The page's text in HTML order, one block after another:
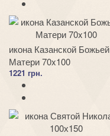
икона Казанской Божьей
Матери 70x100
1221 грн.